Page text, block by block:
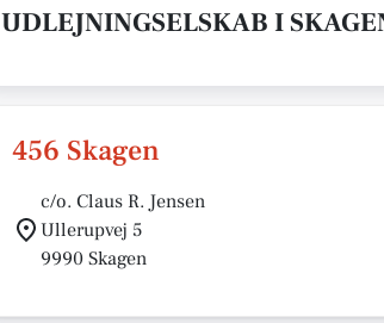
UDLEJNINGSELSKAB I
456 Skagen
c/o. Claus R. Jensen
Ullerupvej 5
9990 Skagen